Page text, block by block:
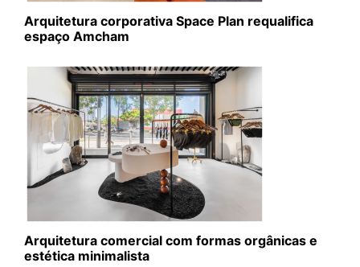
Arquitetura corporativa Space Plan requalifica
espaço Amcham
Arquitetura comercial com formas orgânicas e
estética minimalista